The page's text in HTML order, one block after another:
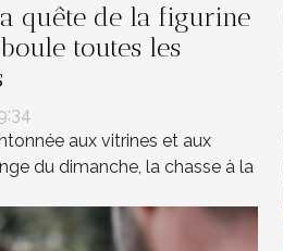
quête de la figurine
toutes les
aux vitrines et aux
du dimanche, la chasse à la